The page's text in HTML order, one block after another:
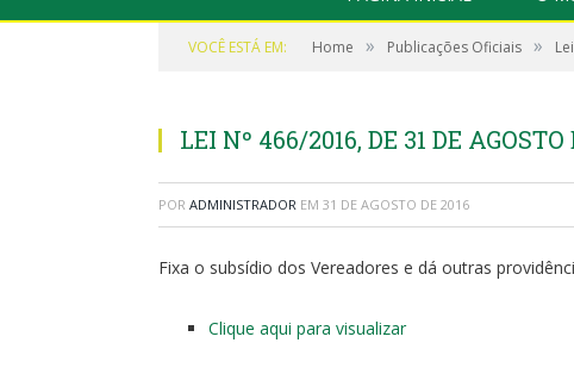
VOCÊ ESTÁ EM: Home » Publicações Oficiais »
LEI Nº 466/2016, DE 31 DE AGOSTO
POR ADMINISTRADOR EM 31 DE AGOSTO DE 2016
Fixa o subsídio dos Vereadores e dá outras
Clique aqui para visualizar